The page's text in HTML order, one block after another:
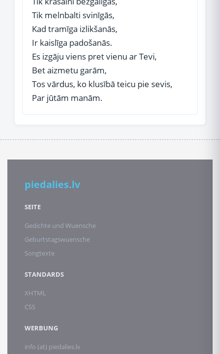
Tik melnbalti svinīgās,
Kad tramīga izlikšanās,
Ir kaislīga padošanās.
Es izgāju viens pret vienu ar Tevi,
Bet aizmetu garām,
Tos vārdus, ko klusībā teicu pie sevis,
Par jūtām manām.
piedalies.lv
SEITE
Gedichte und Wuensche
Geburtstagswuensche
Songtexte
STANDARDS
XHTML
CSS
WERBUNG
info (at) piedalies.lv